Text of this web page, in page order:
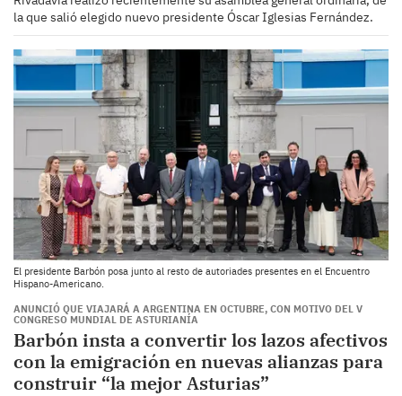
la que salió elegido nuevo presidente Óscar Iglesias Fernández.
El presidente Barbón posa junto al resto de autoriades presentes en el Encuentro
Hispano-Americano.
ANUNCIÓ QUE VIAJARÁ A ARGENTINA EN OCTUBRE, CON MOTIVO DEL V
CONGRESO MUNDIAL DE ASTURIANÍA
Barbón insta a convertir los lazos afectivos
con la emigración en nuevas alianzas para
construir “la mejor Asturias”